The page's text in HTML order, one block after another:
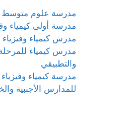
مدرسة علوم متوسط
مدرسة أولى كيمياء
مدرس كيمياء وفيزياء
مدرس كيمياء للمرحلة
والتطبيقي
مدرسة كيمياء
للمدارس الأجنبية